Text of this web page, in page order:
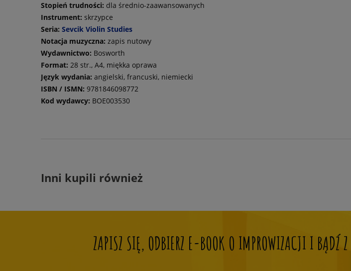
Stopień trudności: dla średnio-zaawansowanych
Instrument: skrzypce
Seria: Sevcik Violin Studies
Notacja muzyczna: zapis nutowy
Wydawnictwo: Bosworth
Format: 28 str., A4, miękka oprawa
Język wydania: angielski, francuski, niemiecki
ISBN / ISMN: 9781846098772
Kod wydawcy: BOE003530
Inni kupili również
ZAPISZ SIĘ, ODBIERZ E-BOOK O IMPROWIZACJI I